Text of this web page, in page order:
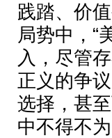
践踏、价
局势中，“
入，尽管
正义的争
选择，甚
中不得不